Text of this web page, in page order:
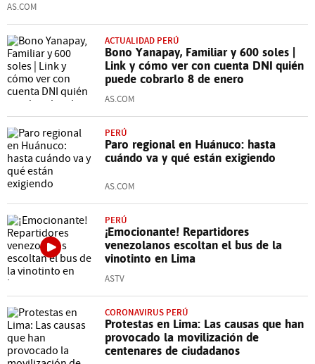
AS.COM
ACTUALIDAD PERÚ
Bono Yanapay, Familiar y 600 soles |
Link y cómo ver con cuenta DNI quién
puede cobrarlo 8 de enero
AS.COM
PERÚ
Paro regional en Huánuco: hasta
cuándo va y qué están exigiendo
AS.COM
PERÚ
¡Emocionante! Repartidores
venezolanos escoltan el bus de la
vinotinto en Lima
ASTV
CORONAVIRUS PERÚ
Protestas en Lima: Las causas que han
provocado la movilización de
centenares de ciudadanos